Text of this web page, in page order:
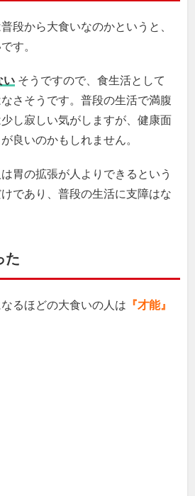
段から大食いなのかというと、
す。
い そうですので、食生活として
さそうです。普段の生活で満腹
し寂しい気がしますが、健康面
良いのかもしれません。
胃の拡張が人よりできるという
であり、普段の生活に支障はな
た
るほどの大食いの人は 『才能』